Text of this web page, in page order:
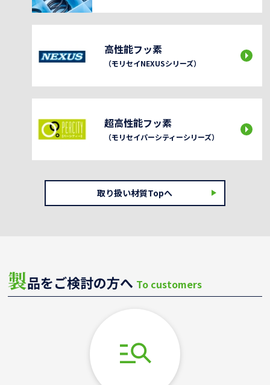
高性能フッ素
（モリセイNEXUSシリーズ）
超高性能フッ素
（モリセイパーシティーシリーズ）
取り扱い材質Topへ
製品をご検討の方へ To customers